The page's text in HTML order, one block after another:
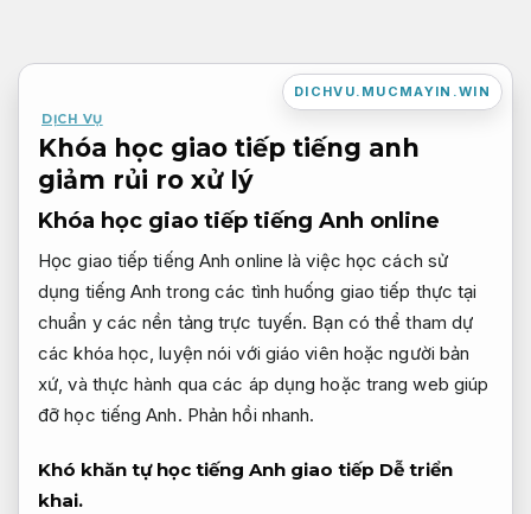
nội
DICHVU.MUCMAYIN.WIN
DỊCH VỤ
Khóa học giao tiếp tiếng anh
giảm rủi ro xử lý
Khóa học giao tiếp tiếng Anh online
Học giao tiếp tiếng Anh online là việc học cách sử
dụng tiếng Anh trong các tình huống giao tiếp thực tại
chuẩn y các nền tảng trực tuyến. Bạn có thể tham dự
các khóa học, luyện nói với giáo viên hoặc người bản
xứ, và thực hành qua các áp dụng hoặc trang web giúp
đỡ học tiếng Anh. Phản hồi nhanh.
Khó khăn tự học tiếng Anh giao tiếp Dễ triển
khai.